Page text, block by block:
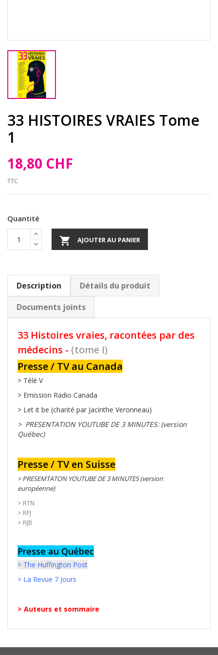
33 HISTOIRES VRAIES Tome
1
18,80 CHF
TTC
Quantité
 AJOUTER AU PANIER
Description
Détails du produit
Documents joints
33 Histoires vraies, racontées par des
médecins - (tome I)
Presse / TV au Canada
> Télé V
> Emission Radio Canada
> Let it be (chanté par Jacinthe Veronneau)
> PRESENTATION YOUTUBE DE 3 MINUTES: (version
Québec)
Presse / TV en Suisse
> PRESEMTATON YOUTUBE DE 3 MINUTES (version
européenne)
> RTN
> RFJ
> RJB
Presse au Québec
> The Huffington Post
> La Revue 7 Jours
> Auteurs et sommaire